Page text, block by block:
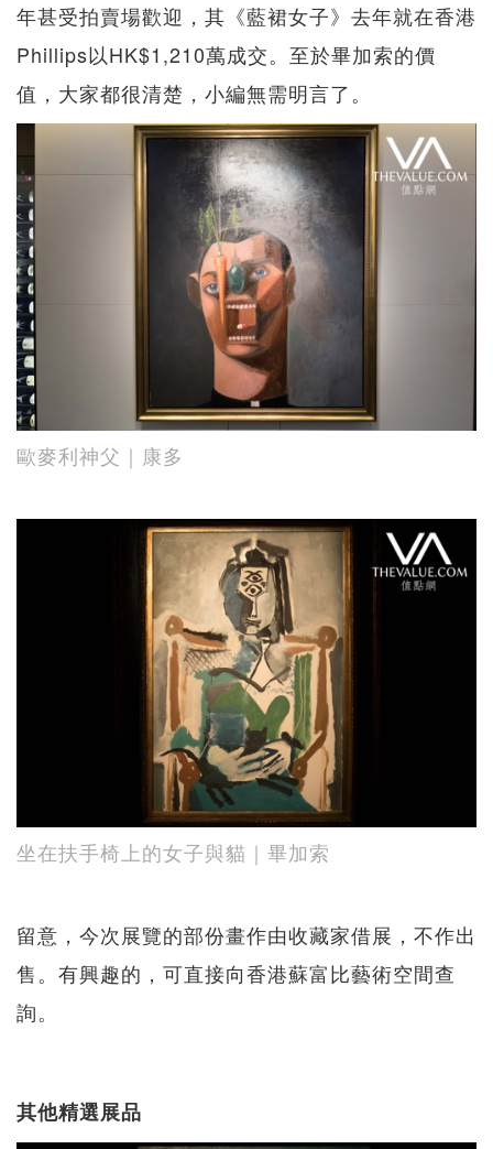
年甚受拍賣場歡迎，其《藍裙女子》去年就在香港
Phillips以HK$1,210萬成交。至於畢加索的價
值，大家都很清楚，小編無需明言了。
歐麥利神父｜康多
坐在扶手椅上的女子與貓｜畢加索
留意，今次展覽的部份畫作由收藏家借展，不作出
售。有興趣的，可直接向香港蘇富比藝術空間查
詢。
其他精選展品